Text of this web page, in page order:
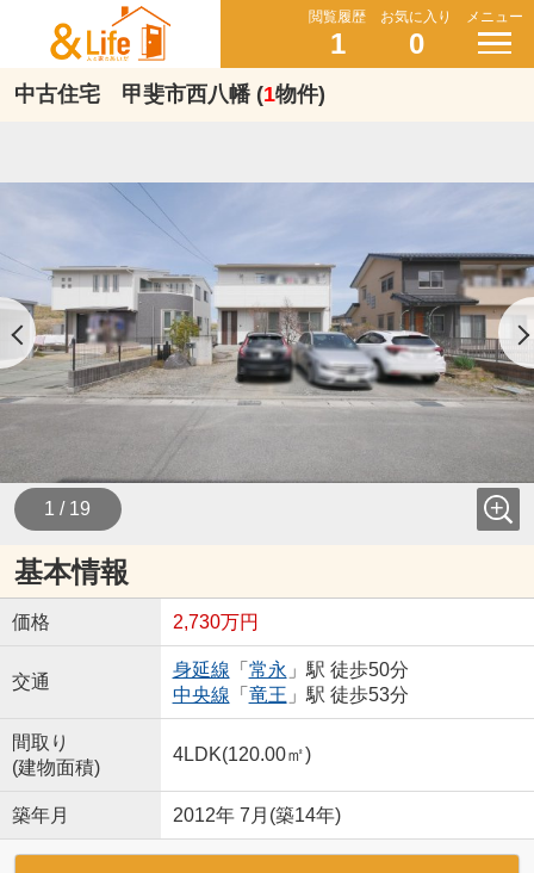
閲覧履歴
1
お気に入り
0
メニュー
中古住宅 甲斐市西八幡 (1物件)
1 / 19
基本情報
価格 2,730万円
交通
身延線 「 常永 」駅 徒歩50分
中央線 「 竜王 」駅 徒歩53分
間取り
(建物面積)
4LDK(120.00㎡)
築年月 2012年 7月(築14年)